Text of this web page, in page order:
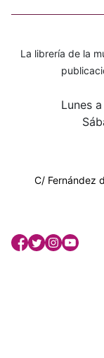
La librería de la
Lunes
C/ Fernández